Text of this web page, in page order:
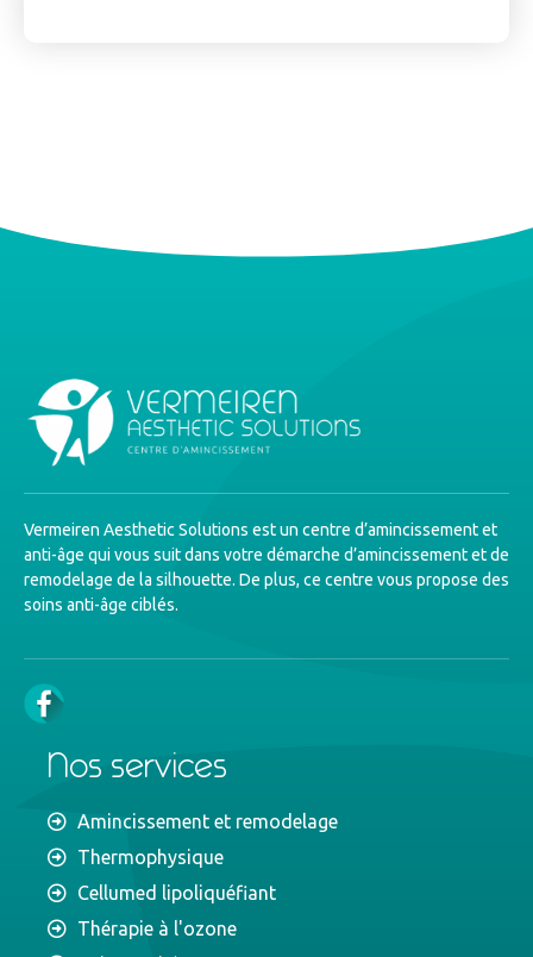
Vermeiren Aesthetic Solutions est un centre d’amincissement et
anti-âge qui vous suit dans votre démarche d’amincissement et de
remodelage de la silhouette. De plus, ce centre vous propose des
soins anti-âge ciblés.
Nos services
Amincissement et remodelage
Thermophysique
Cellumed lipoliquéfiant
Thérapie à l'ozone